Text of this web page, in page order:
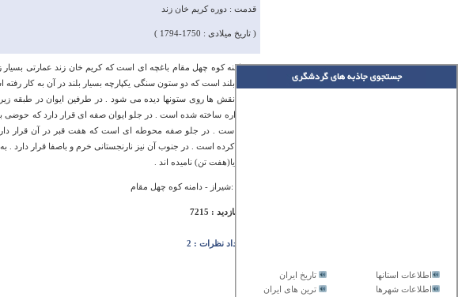
تاریخ ایران
اطلاعات استانها
ترین های ایران
اطلاعات شهرها
قدمت : دوره کریم خان زند
( تاریخ میلادی : 1750-1794 )
در دامنه کوه چهل مقام باغچه ای است که کریم خان زند عمارتی
ایوان بلند است که دو ستون سنگی یکپارچه بسیار بلند در آن به کار
از آن نقش ها روی ستونها دیده می شود . در طرفین ایوان در طبقه
گوشواره ساخته شده است . در جلو ایوان صفه ای قرار دارد که حوضی
شده است . در جلو صفه محوطه ای است که هفت قبر در آن قرار
نصب کرده است . در جنوب آن نیز نارنجستانی خرم و باصفا قرار دارد
تنان ) یا(هفت تن) نامیده اند .
آدرس :شیراز - دامنه کوه چهل مقام
تعداد بازدید : 7215
تعداد نظرات : 2